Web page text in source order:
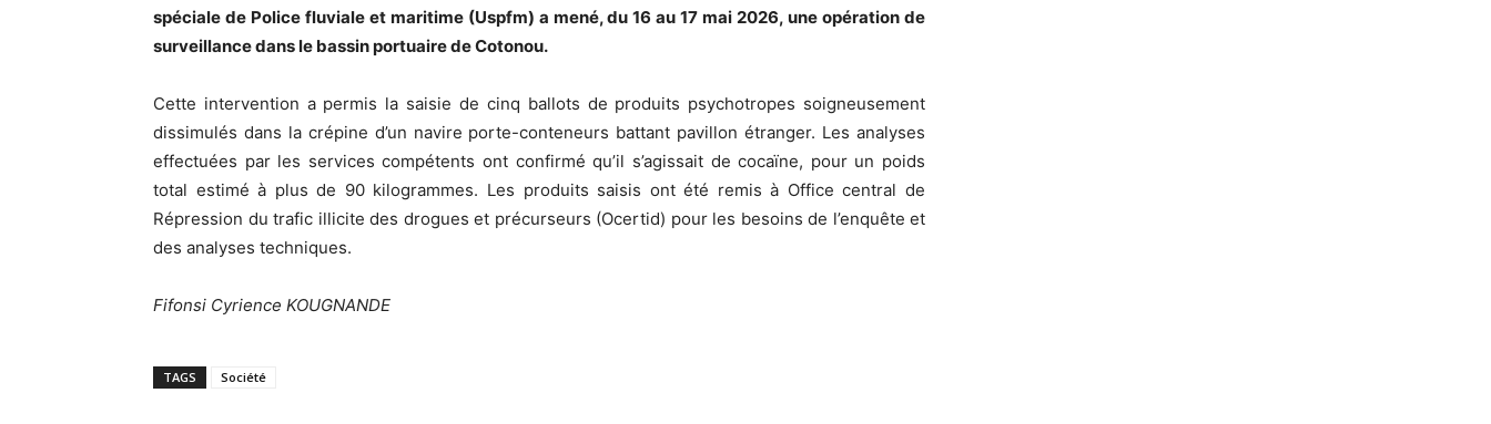
spéciale de Police fluviale et maritime (Uspfm) a mené, du 16 au 17 mai 2026, une opération de
surveillance dans le bassin portuaire de Cotonou.
Cette intervention a permis la saisie de cinq ballots de produits psychotropes soigneusement
dissimulés dans la crépine d’un navire porte-conteneurs battant pavillon étranger. Les analyses
effectuées par les services compétents ont confirmé qu’il s’agissait de cocaïne, pour un poids
total estimé à plus de 90 kilogrammes. Les produits saisis ont été remis à Office central de
Répression du trafic illicite des drogues et précurseurs (Ocertid) pour les besoins de l’enquête et
des analyses techniques.
Fifonsi Cyrience KOUGNANDE
TAGS Société